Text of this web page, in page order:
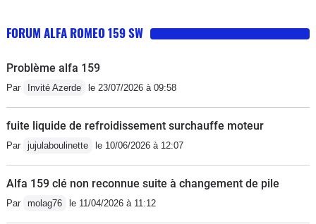
FORUM ALFA ROMEO 159 SW
Problème alfa 159
Par Invité Azerde le 23/07/2026 à 09:58
fuite liquide de refroidissement surchauffe moteur
Par jujulaboulinette le 10/06/2026 à 12:07
Alfa 159 clé non reconnue suite à changement de pile
Par molag76 le 11/04/2026 à 11:12